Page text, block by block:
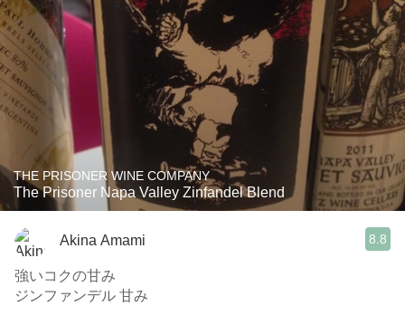
THE PRISONER WINE COMPANY
The Prisoner Napa Valley Zinfandel Blend
Akina Amami 8.8
強いコクの甘み
ジンファンデル 甘み